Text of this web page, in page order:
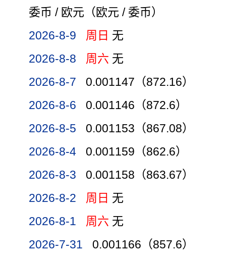
委币 / 欧元（欧元 / 委币）
2026-8-9
周日 无
2026-8-8
周六 无
2026-8-7
0.001147（872.16）
2026-8-6
0.001146（872.6）
2026-8-5
0.001153（867.08）
2026-8-4
0.001159（862.6）
2026-8-3
0.001158（863.67）
2026-8-2
周日 无
2026-8-1
周六 无
2026-7-31
0.001166（857.6）